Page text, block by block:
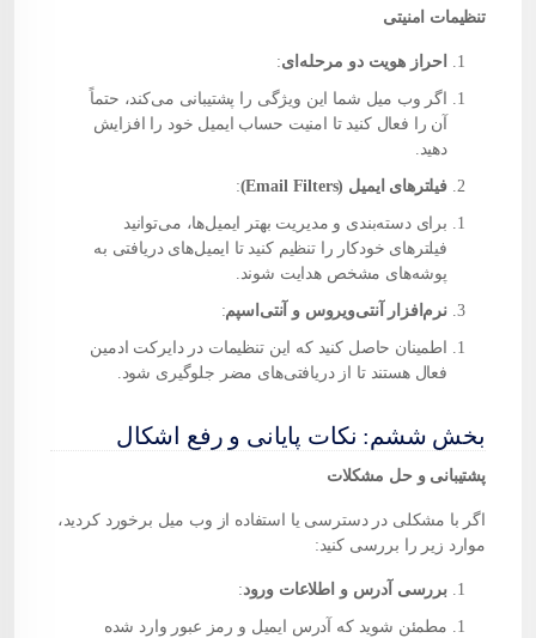
تنظیمات امنیتی
احراز هویت دو مرحله‌ای:
اگر وب میل شما این ویژگی را پشتیبانی می‌کند، حتماً
آن را فعال کنید تا امنیت حساب ایمیل خود را افزایش
دهید.
فیلترهای ایمیل (Email Filters) :
برای دسته‌بندی و مدیریت بهتر ایمیل‌ها، می‌توانید
فیلترهای خودکار را تنظیم کنید تا ایمیل‌های دریافتی به
پوشه‌های مشخص هدایت شوند.
نرم‌افزار آنتی‌ویروس و آنتی‌اسپم:
اطمینان حاصل کنید که این تنظیمات در دایرکت ادمین
فعال هستند تا از دریافتی‌های مضر جلوگیری شود.
بخش ششم: نکات پایانی و رفع اشکال
پشتیبانی و حل مشکلات
اگر با مشکلی در دسترسی یا استفاده از وب میل برخورد کردید،
موارد زیر را بررسی کنید:
بررسی آدرس و اطلاعات ورود:
مطمئن شوید که آدرس ایمیل و رمز عبور وارد شده